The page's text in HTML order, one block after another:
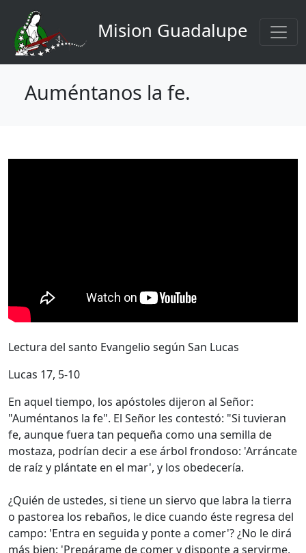
Aller au contenu principal
Navigation principale
Mision Guadalupe
Auméntanos la fe.
Lectura del santo Evangelio según San Lucas
Lucas 17, 5-10
En aquel tiempo, los apóstoles dijeron al Señor:
"Auméntanos la fe". El Señor les contestó: "Si tuvieran
fe, aunque fuera tan pequeña como una semilla de
mostaza, podrían decir a ese árbol frondoso: 'Arráncate
de raíz y plántate en el mar', y los obedecería.
¿Quién de ustedes, si tiene un siervo que labra la tierra
o pastorea los rebaños, le dice cuando éste regresa del
campo: 'Entra en seguida y ponte a comer'? ¿No le dirá
más bien: 'Prepárame de comer y disponte a servirme,